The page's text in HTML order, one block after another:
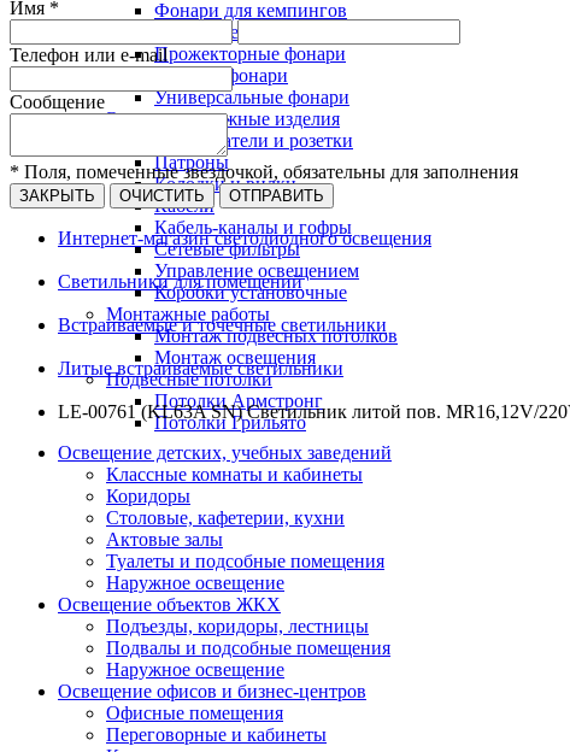
Фонари для кемпингов
Налобные фонари
Прожекторные фонари
Рабочие фонари
Универсальные фонари
Электромонтажные изделия
Выключатели и розетки
Патроны
Колодки и вилки
Кабели
Кабель-каналы и гофры
Сетевые фильтры
Управление освещением
Коробки установочные
Монтажные работы
Монтаж подвесных потолков
Монтаж освещения
Подвесные потолки
Потолки Армстронг
Потолки Грильято
Имя *
Телефон или e-mail
Сообщение
* Поля, помеченные звездочкой, обязательны для заполнения
ЗАКРЫТЬ ОЧИСТИТЬ ОТПРАВИТЬ
Интернет-магазин светодиодного освещения
Светильники для помещений
Встраиваемые и точечные светильники
Литые встраиваемые светильники
LE-00761 (KL63A SN) Светильник литой пов. MR16,12V/
Освещение детских, учебных заведений
Классные комнаты и кабинеты
Коридоры
Столовые, кафетерии, кухни
Актовые залы
Туалеты и подсобные помещения
Наружное освещение
Освещение объектов ЖКХ
Подъезды, коридоры, лестницы
Подвалы и подсобные помещения
Наружное освещение
Освещение офисов и бизнес-центров
Офисные помещения
Переговорные и кабинеты